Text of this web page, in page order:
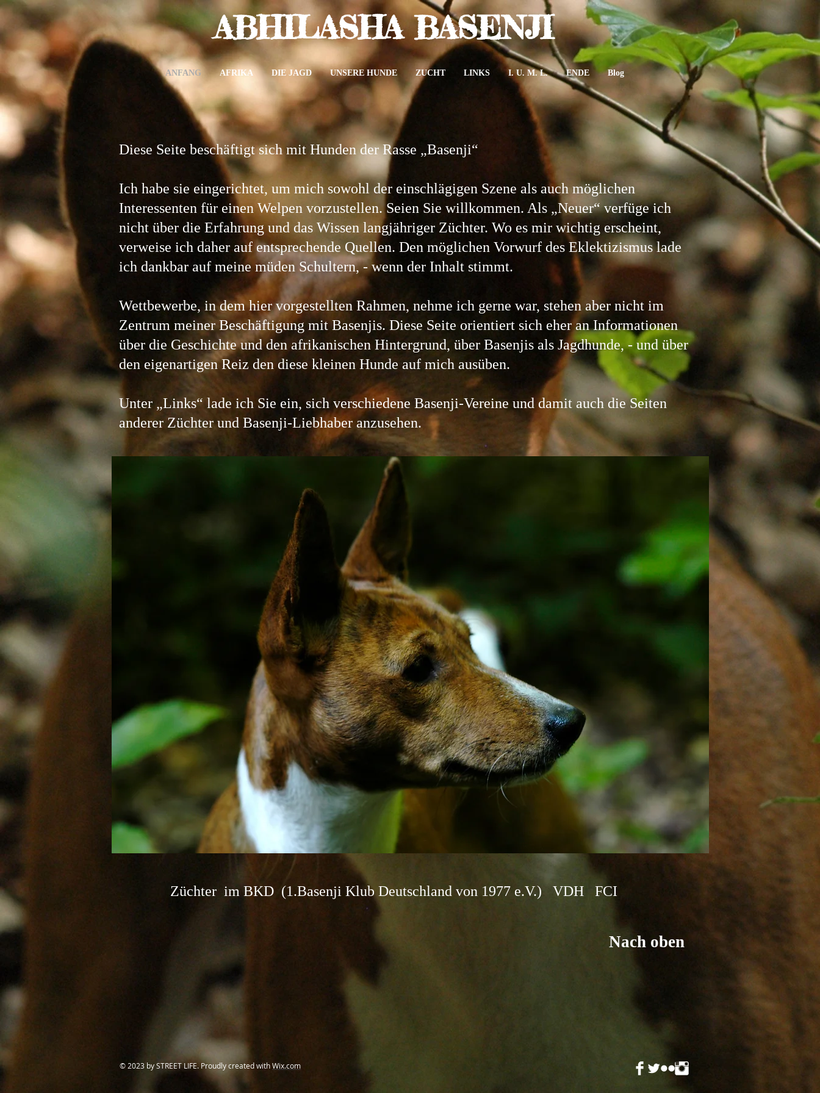
ABHILASHA BASENJI
ANFANG AFRIKA DIE JAGD UNSERE HUNDE ZUCHT LINKS I. U. M. L. ENDE Blog
Diese Seite beschäftigt sich mit Hunden der Rasse „Basenji“
Ich habe sie eingerichtet, um mich sowohl der einschlägigen Szene als auch möglichen
Interessenten für einen Welpen vorzustellen. Seien Sie willkommen. Als „Neuer“ verfüge ich
nicht über die Erfahrung und das Wissen langjähriger Züchter. Wo es mir wichtig erscheint,
verweise ich daher auf entsprechende Quellen. Den möglichen Vorwurf des Eklektizismus lade
ich dankbar auf meine müden Schultern, - wenn der Inhalt stimmt.
Wettbewerbe, in dem hier vorgestellten Rahmen, nehme ich gerne war, stehen aber nicht im
Zentrum meiner Beschäftigung mit Basenjis. Diese Seite orientiert sich eher an Informationen
über die Geschichte und den afrikanischen Hintergrund, über Basenjis als Jagdhunde, - und über
den eigenartigen Reiz den diese kleinen Hunde auf mich ausüben.
Unter „Links“ lade ich Sie ein, sich verschiedene Basenji-Vereine und damit auch die Seiten
anderer Züchter und Basenji-Liebhaber anzusehen.
Züchter im BKD (1.Basenji Klub Deutschland von 1977 e.V.) VDH FCI
​© 2023 by STREET LIFE. Proudly created withWix.com
Nach oben